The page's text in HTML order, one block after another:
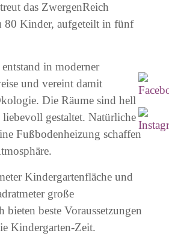
das ZwergenReich
80 Kinder, aufgeteilt in fünf
in moderner
und vereint damit
Die Räume sind hell
gestaltet. Natürliche
Fußbodenheizung schaffen
Kindergartenfläche und
große
bieten beste Voraussetzungen
Kindergarten-Zeit.